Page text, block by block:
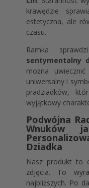
krawędzie
estetyczna, ale
czasu.
Ramka
sentymentalny
można
uniwersalny i
pradziadków,
wyjątkowy
Podwójna
Wnuków
Dziadka
Nasz produkt to
zdjęcia. To
najbliższych. Po